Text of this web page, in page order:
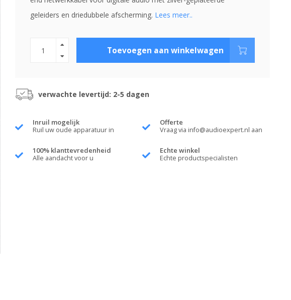
geleiders en driedubbele afscherming. Lees meer..
Toevoegen aan winkelwagen
verwachte levertijd: 2-5 dagen
Inruil mogelijk
Ruil uw oude apparatuur in
Offerte
Vraag via info@audioexpert.nl aan
100% klanttevredenheid
Alle aandacht voor u
Echte winkel
Echte productspecialisten